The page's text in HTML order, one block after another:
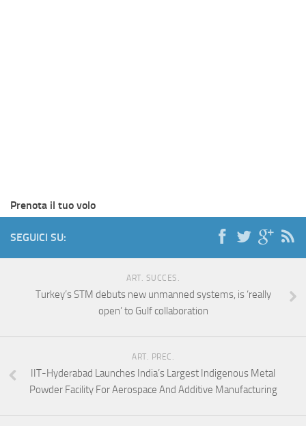
Prenota il tuo volo
SEGUICI SU:
ART. SUCCES.
Turkey’s STM debuts new unmanned systems, is ‘really
open’ to Gulf collaboration
ART. PREC.
IIT-Hyderabad Launches India’s Largest Indigenous Metal
Powder Facility For Aerospace And Additive Manufacturing